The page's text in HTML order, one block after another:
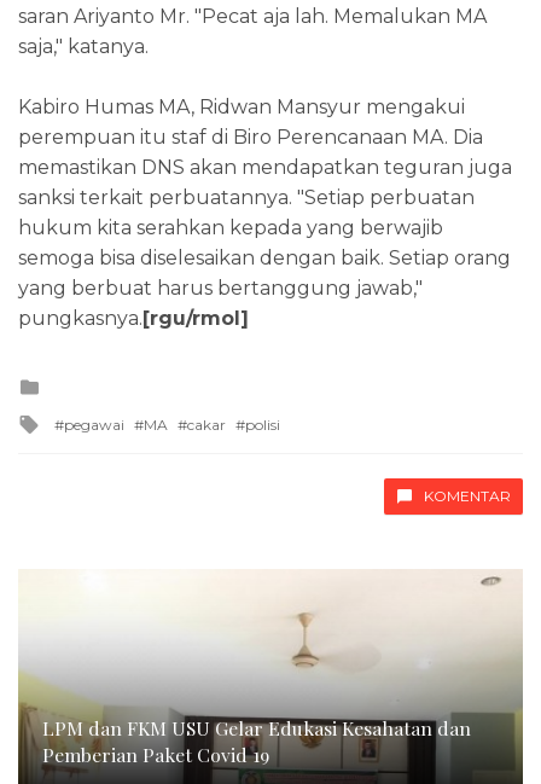
saran Ariyanto Mr. "Pecat aja lah. Memalukan MA
saja," katanya.
Kabiro Humas MA, Ridwan Mansyur mengakui
perempuan itu staf di Biro Perencanaan MA. Dia
memastikan DNS akan mendapatkan teguran juga
sanksi terkait perbuatannya. "Setiap perbuatan
hukum kita serahkan kepada yang berwajib
semoga bisa diselesaikan dengan baik. Setiap orang
yang berbuat harus bertanggung jawab,"
pungkasnya. [rgu/rmol]
Tagged
pegawai MA cakar polisi
KOMENTAR
LPM dan FKM USU Gelar Edukasi Kesahatan dan
Pemberian Paket Covid 19